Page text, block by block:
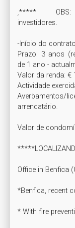
,*****    OBS:
investidores.
-Início do
Prazo: 3 anos
de 1 ano -
Valor da renda: €
Actividade
Averbamentos/
arrendatário.
Valor de
Office in Benfica
*Benfica, recent
* With fire